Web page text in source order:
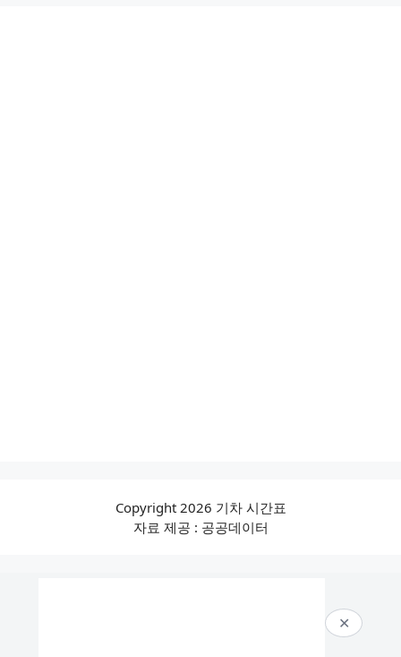
Copyright 2026 기차 시간표
자료 제공 : 공공데이터
✕